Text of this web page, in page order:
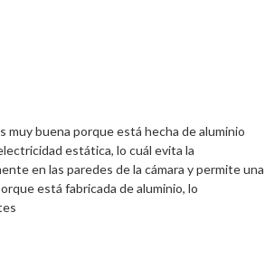
muy buena porque está hecha de aluminio
estática, lo cuál evita la
en las paredes de la cámara y permite una
está fabricada de aluminio, lo